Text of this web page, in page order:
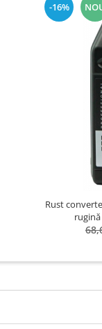
-16%
Rust converter „
rugină